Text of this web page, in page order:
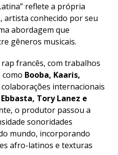
reflete a própria
artista conhecido por seu
abordagem que
gêneros musicais.
francês, com trabalhos
Booba, Kaaris,
colaborações internacionais
Tory Lanez e
o produtor passou a
sonoridades
mundo, incorporando
afro-latinos e texturas